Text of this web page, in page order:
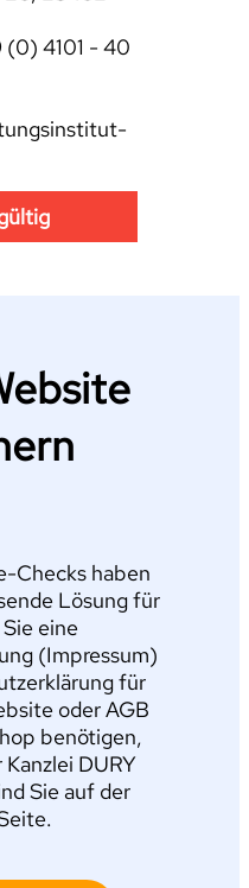
4101 - 40
Checks haben
Lösung für
eine
(Impressum)
für
oder AGB
benötigen,
DURY
Sie auf der